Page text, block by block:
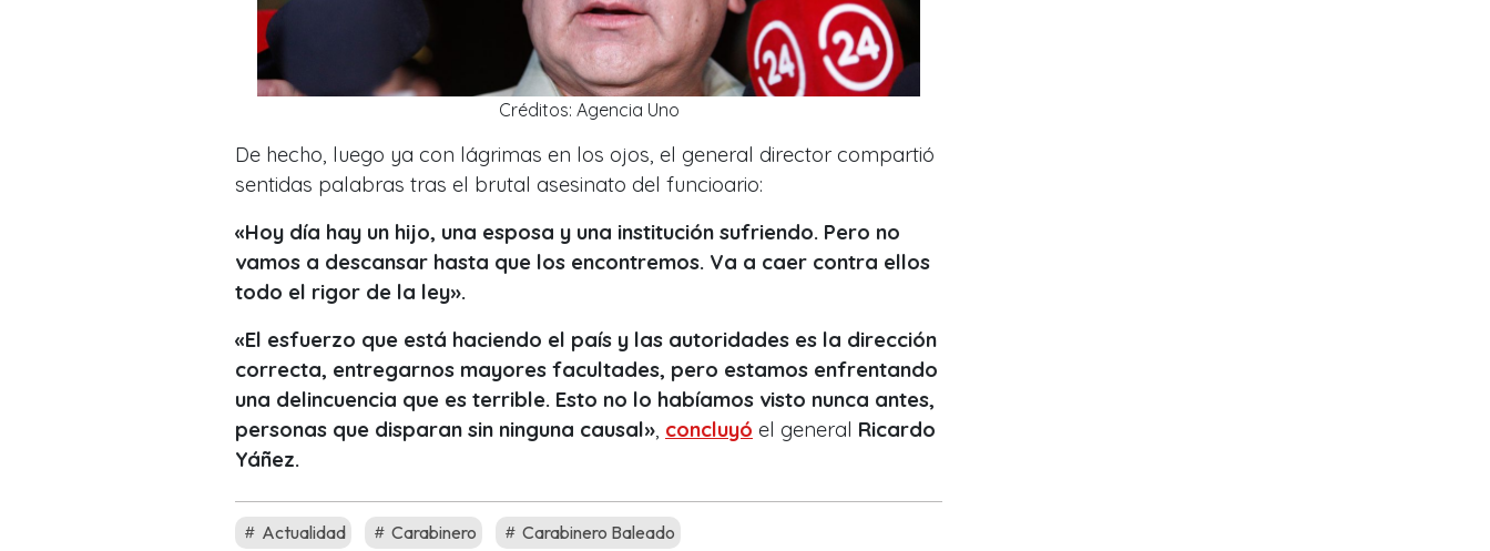
Créditos: Agencia Uno
De hecho, luego ya con lágrimas en los ojos, el general director compartió
sentidas palabras tras el brutal asesinato del funcioario:
«Hoy día hay un hijo, una esposa y una institución sufriendo. Pero no
vamos a descansar hasta que los encontremos. Va a caer contra ellos
todo el rigor de la ley».
«El esfuerzo que está haciendo el país y las autoridades es la dirección
correcta, entregarnos mayores facultades, pero estamos enfrentando
una delincuencia que es terrible. Esto no lo habíamos visto nunca antes,
personas que disparan sin ninguna causal» concluyó el general Ricardo
Yáñez.
Actualidad Carabinero Carabinero Baleado